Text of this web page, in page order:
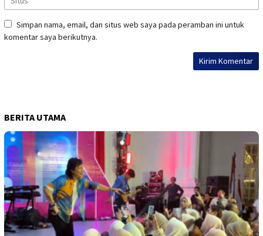
Simpan nama, email, dan situs web saya pada peramban ini untuk
komentar saya berikutnya.
BERITA UTAMA